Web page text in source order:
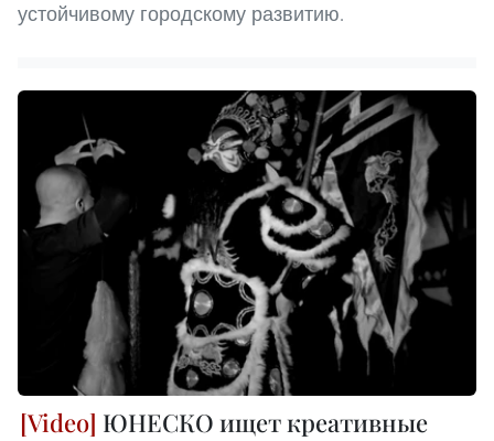
устойчивому городскому развитию.
ЮНЕСКО ищет креативные